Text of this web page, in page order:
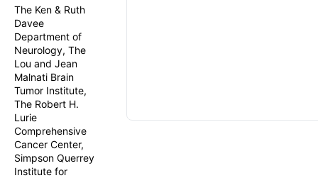
The Ken & Ruth
Davee
Department of
Neurology, The
Lou and Jean
Malnati Brain
Tumor Institute,
The Robert H.
Lurie
Comprehensive
Cancer Center,
Simpson Querrey
Institute for